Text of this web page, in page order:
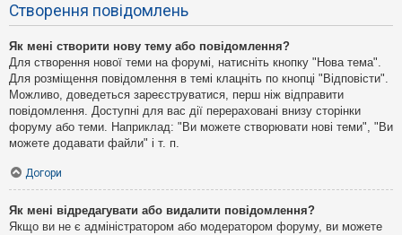
Створення повідомлень
Як мені створити нову тему або повідомлення?
Для створення нової теми на форумі, натисніть кнопку "Нова тема".
Для розміщення повідомлення в темі клацніть по кнопці "Відповісти".
Можливо, доведеться зареєструватися, перш ніж відправити
повідомлення. Доступні для вас дії перераховані внизу сторінки
форуму або теми. Наприклад: "Ви можете створювати нові теми", "Ви
можете додавати файли" і т. п.
Догори
Як мені відредагувати або видалити повідомлення?
Якщо ви не є адміністратором або модератором форуму, ви можете